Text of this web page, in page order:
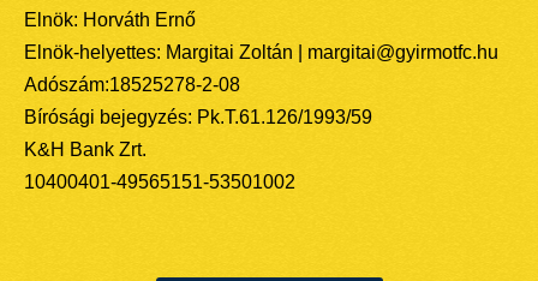
Elnök: Horváth Ernő
Elnök-helyettes: Margitai Zoltán | margitai@gyirmotfc.hu
Adószám:18525278-2-08
Bírósági bejegyzés: Pk.T.61.126/1993/59
K&H Bank Zrt.
10400401-49565151-53501002